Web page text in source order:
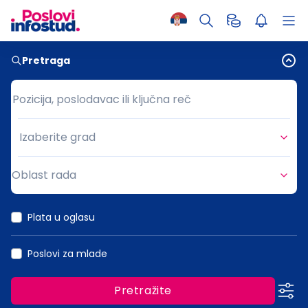
Pretraga
Pozicija, poslodavac ili ključna reč
Pozicija, poslodavac ili ključna reč
Grad
Izaberite grad
Oblast rada
Plata u oglasu
Poslovi za mlade
Pretražite